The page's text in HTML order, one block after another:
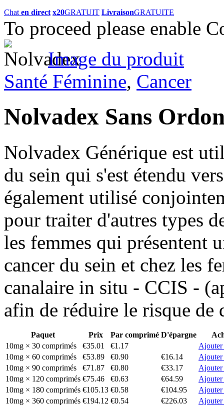
Chat en direct x20GRATUIT LivraisonGRATUITE
To proceed please enable
Image du produit
Santé Féminine, Cancer
Nolvadex Sans
Nolvadex Générique est
du sein qui s'est étendu
également utilisé
pour traiter d'autres types
les femmes qui présentent
cancer du sein et chez les
canalaire in situ - CCIS -
afin de réduire le risque de
Paquet Prix Par comprimé D'épargne
10mg × 30 comprimés
€35.01 €1.17
Ajouter
10mg × 60 comprimés
€53.89 €0.90 €16.14
Ajouter
10mg × 90 comprimés
€71.87 €0.80 €33.17
Ajouter
10mg × 120 comprimés €75.46 €0.63 €64.59
Ajouter
10mg × 180 comprimés €105.13 €0.58 €104.95
Ajouter
10mg × 360 comprimés €194.12 €0.54 €226.03 Ajouter